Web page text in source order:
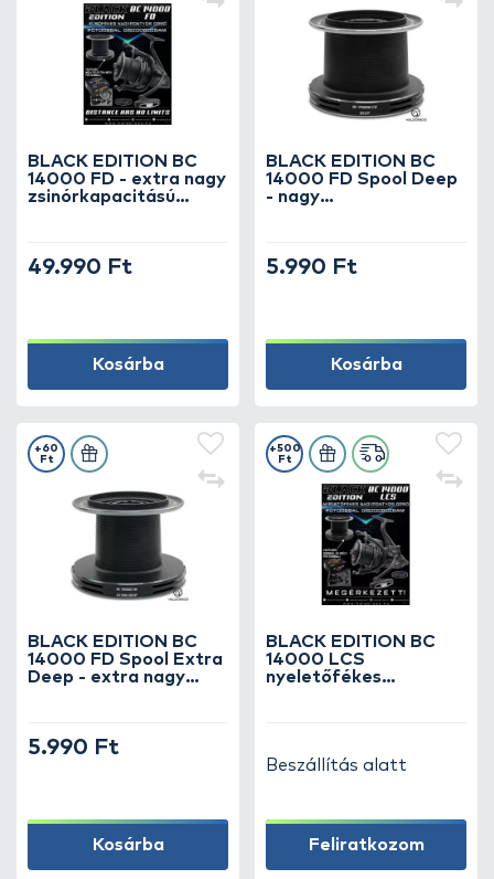
BLACK EDITION BC
14000 FD - extra nagy
zsinórkapacitású
49.990 Ft
Kosárba
BLACK EDITION BC
14000 FD Spool Deep
- nagy
5.990 Ft
Kosárba
BLACK EDITION BC
14000 FD Spool Extra
Deep - extra nagy
+60
Ft
5.990 Ft
Kosárba
BLACK EDITION BC
14000 LCS
nyeletőfékes
+500
Ft
Beszállítás alatt
Feliratkozom